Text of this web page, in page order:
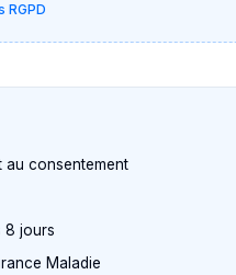
au consentement
8 jours
Maladie